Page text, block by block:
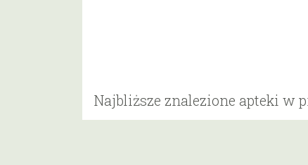
Najbliższe znalezione apteki w